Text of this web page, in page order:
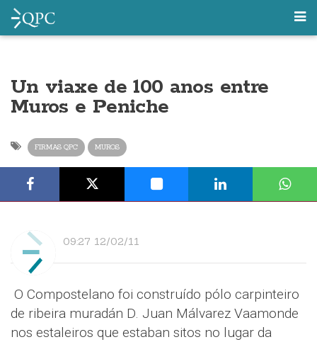
Un viaxe de 100 anos entre
Muros e Peniche
FIRMAS QPC MUROS
09:27 12/02/11
O Compostelano foi construído pólo carpinteiro
de ribeira muradán D. Juan Málvarez Vaamonde
nos estaleiros que estaban sitos no lugar da